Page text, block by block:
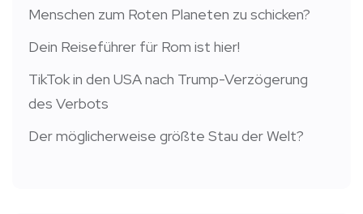
Menschen zum Roten Planeten zu schicken?
Dein Reiseführer für Rom ist hier!
TikTok in den USA nach Trump-Verzögerung
des Verbots
Der möglicherweise größte Stau der Welt?